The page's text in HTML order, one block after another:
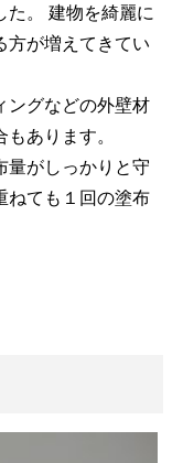
た。 建物を綺麗に
方が増えてきてい
ングなどの外壁材
あります。
量がしっかりと守
ねても１回の塗布